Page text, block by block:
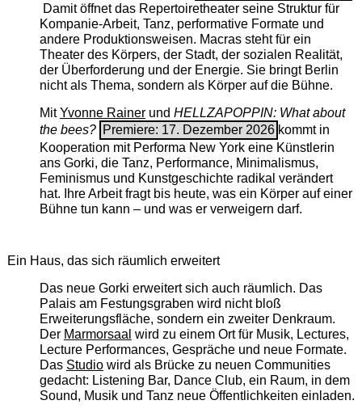
Damit öffnet das Repertoiretheater seine Struktur für
Kompanie-Arbeit, Tanz, performative Formate und
andere Produktionsweisen. Macras steht für ein
Theater des Körpers, der Stadt, der sozialen Realität,
der Überforderung und der Energie. Sie bringt Berlin
nicht als Thema, sondern als Körper auf die Bühne.
MitYvonne Rainerund HELLZAPOPPIN: What about
the bees? Premiere: 17. Dezember 2026 kommt in
Kooperation mit Performa New York eine Künstlerin
ans Gorki, die Tanz, Performance, Minimalismus,
Feminismus und Kunstgeschichte radikal verändert
hat. Ihre Arbeit fragt bis heute, was ein Körper auf einer
Bühne tun kann – und was er verweigern darf.
Ein Haus, das sich räumlich erweitert
Das neue Gorki erweitert sich auch räumlich. Das
Palais am Festungsgraben wird nicht bloß
Erweiterungsfläche, sondern ein zweiter Denkraum.
Der Marmorsaal wird zu einem Ort für Musik, Lectures,
Lecture Performances, Gespräche und neue Formate.
Das Studiowird als Brücke zu neuen Communities
gedacht: Listening Bar, Dance Club, ein Raum, in dem
Sound, Musik und Tanz neue Öffentlichkeiten einladen.